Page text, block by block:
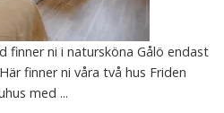
finner ni i natursköna Gålö endast
finner ni våra två hus Friden
med ...